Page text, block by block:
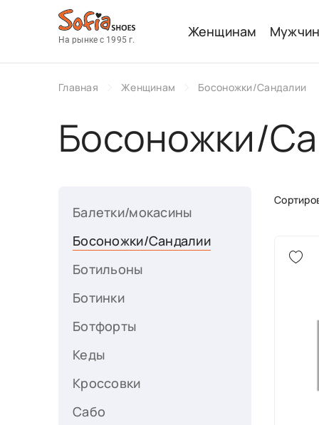
На рынке с 1995 г. Женщинам
Главная Женщинам Босоножки/Сандалии
Босоножки/
Балетки/мокасины
Босоножки/Сандалии
Ботильоны
Ботинки
Ботфорты
Кеды
Кроссовки
Сабо